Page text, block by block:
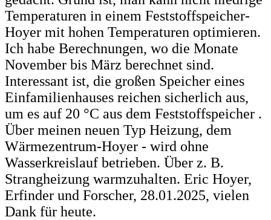
Temperaturen in einem Feststoffspeicher-
Hoyer mit hohen Temperaturen optimieren.
Ich habe Berechnungen, wo die Monate
November bis März berechnet sind.
Interessant ist, die großen Speicher eines
Einfamilienhauses reichen sicherlich aus,
um es auf 20 °C aus dem Feststoffspeicher .
Über meinen neuen Typ Heizung, dem
Wärmezentrum-Hoyer - wird ohne
Wasserkreislauf betrieben. Über z. B.
Strangheizung warmzuhalten. Eric Hoyer,
Erfinder und Forscher, 28.01.2025, vielen
Dank für heute.